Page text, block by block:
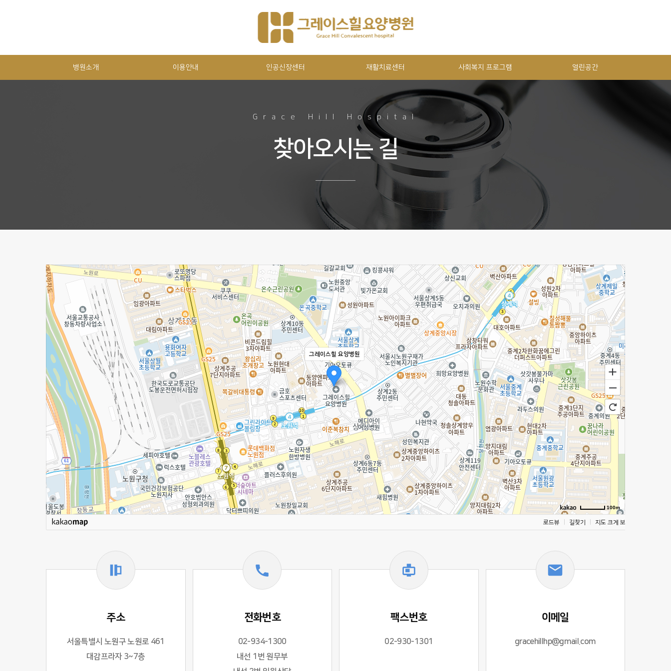
병원소개 이용안내 인공신장센터 재활치료센터 사회복지 프로그램 열린공간
Grace Hill Hospital
찾아오시는 길
그레이스힐 요양병원
100m
로드뷰 길찾기 지도 크게 보기
주소
서울특별시 노원구 노원로 461
대감프라자 3~7층
전화번호
02-934-1300
내선 1번 원무부
팩스번호
02-930-1301
이메일
gracehillhp@gmail.com